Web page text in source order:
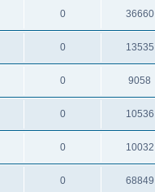
0 36660
0 13535
0 9058
0 10536
0 10032
0 68849